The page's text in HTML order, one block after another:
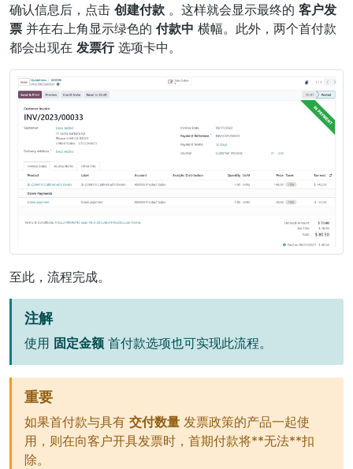
确认信息后，点击 创建付款 。这样就会显示最终的 客户发
票 并在右上角显示绿色的 付款中 横幅。此外，两个首付款
都会出现在 发票行选项卡中。
至此，流程完成。
注解
使用 固定金额 首付款选项也可实现此流程。
重要
如果首付款与具有 交付数量 发票政策的产品一起使
用，则在向客户开具发票时，首期付款将**无法**扣
除。